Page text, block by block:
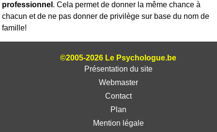
professionnel . Cela permet de donner la même chance à
chacun et de ne pas donner de privilège sur base du nom de
famille!
©2005-2026 Le Psychologue.be
Présentation du site
Webmaster
Contact
Plan
Mention légale